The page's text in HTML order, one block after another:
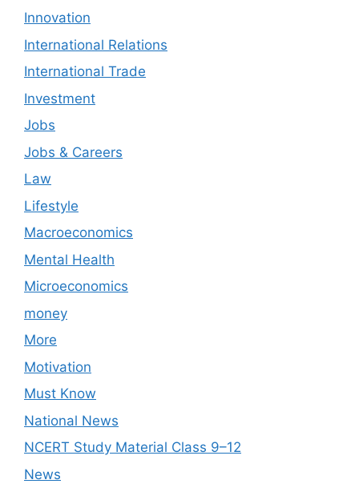
Innovation
International Relations
International Trade
Investment
Jobs
Jobs & Careers
Law
Lifestyle
Macroeconomics
Mental Health
Microeconomics
money
More
Motivation
Must Know
National News
NCERT Study Material Class 9–12
News